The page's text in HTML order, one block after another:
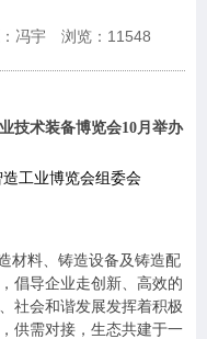
冯宇 浏览： 11548
技术装备博览会10月举办
工业博览会组委会
材料、铸造设备及铸造配
倡导企业走创新、高效的
社会和谐发展发挥着积极
供需对接，生态共建于一